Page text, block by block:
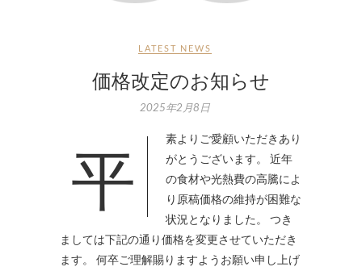
LATEST NEWS
価格改定のお知らせ
2025年2月8日
平素よりご愛顧いただきあり
がとうございます。 近年
の食材や光熱費の高騰によ
り原稿価格の維持が困難な
状況となりました。 つき
ましては下記の通り価格を変更させていただき
ます。 何卒ご理解賜りますようお願い申し上げ